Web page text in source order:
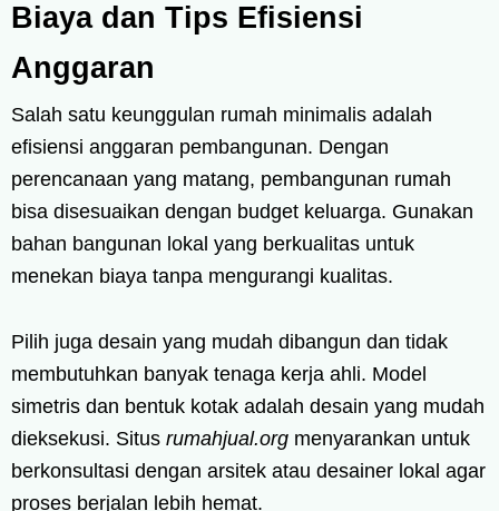
Biaya dan Tips Efisiensi
Anggaran
Salah satu keunggulan rumah minimalis adalah
efisiensi anggaran pembangunan. Dengan
perencanaan yang matang, pembangunan rumah
bisa disesuaikan dengan budget keluarga. Gunakan
bahan bangunan lokal yang berkualitas untuk
menekan biaya tanpa mengurangi kualitas.
Pilih juga desain yang mudah dibangun dan tidak
membutuhkan banyak tenaga kerja ahli. Model
simetris dan bentuk kotak adalah desain yang mudah
dieksekusi. Situs rumahjual.org menyarankan untuk
berkonsultasi dengan arsitek atau desainer lokal agar
proses berjalan lebih hemat.